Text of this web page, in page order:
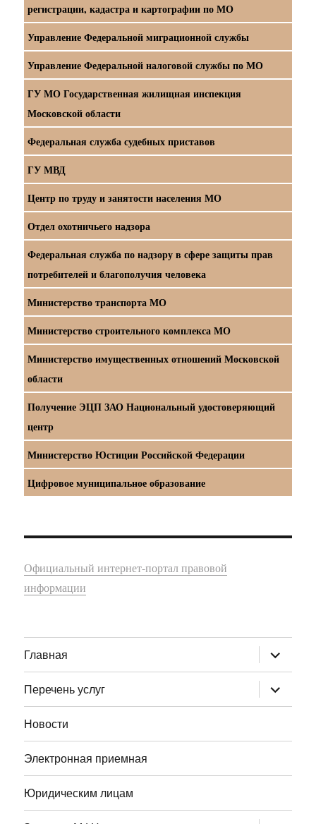
регистрации, кадастра и картографии по МО
Управление Федеральной миграционной службы
Управление Федеральной налоговой службы по МО
ГУ МО Государственная жилищная инспекция
Московской области
Федеральная служба судебных приставов
ГУ МВД
Центр по труду и занятости населения МО
Отдел охотничьего надзора
Федеральная служба по надзору в сфере защиты прав
потребителей и благополучия человека
Министерство транспорта МО
Министерство строительного комплекса МО
Министерство имущественных отношений Московской
области
Получение ЭЦП ЗАО Национальный удостоверяющий
центр
Министерство Юстиции Российской Федерации
Цифровое муниципальное образование
Официальный интернет-портал правовой
информации
Главная раскрыть
дочернее
меню
Перечень услуг
раскрыть
дочернее
меню
Новости
Электронная приемная
Юридическим лицам